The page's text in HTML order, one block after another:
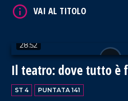
lotta contro la 'ndrangheta.
28:52
Il teatro: dove tutto è
è falso
ST 4 PUNTATA 141